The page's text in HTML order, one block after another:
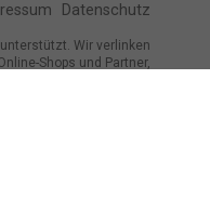
Datenschutz
Wir verlinken
Shops und Partner,